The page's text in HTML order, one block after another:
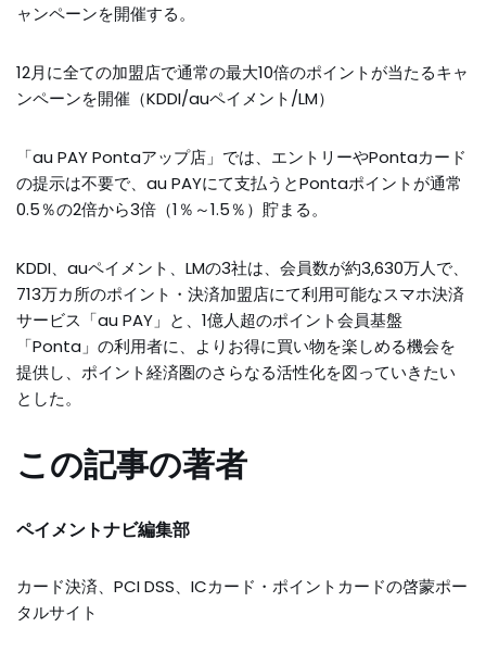
ャンペーンを開催する。
12月に全ての加盟店で通常の最大10倍のポイントが当たるキャ
ンペーンを開催（KDDI/auペイメント/LM）
「au PAY Pontaアップ店」では、エントリーやPontaカード
の提示は不要で、au PAYにて支払うとPontaポイントが通常
0.5％の2倍から3倍（1％～1.5％）貯まる。
KDDI、auペイメント、LMの3社は、会員数が約3,630万人で、
713万カ所のポイント・決済加盟店にて利用可能なスマホ決済
サービス「au PAY」と、1億人超のポイント会員基盤
「Ponta」の利用者に、よりお得に買い物を楽しめる機会を
提供し、ポイント経済圏のさらなる活性化を図っていきたい
とした。
この記事の著者
ペイメントナビ編集部
カード決済、PCI DSS、ICカード・ポイントカードの啓蒙ポー
タルサイト